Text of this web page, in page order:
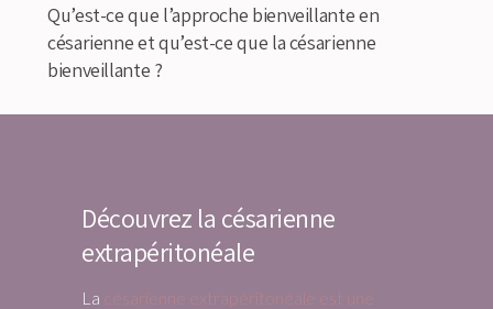
Qu’est-ce que l’approche bienveillante en
césarienne et qu’est-ce que la césarienne
bienveillante ?
Découvrez la césarienne
extrapéritonéale
La césarienne extrapéritonéale est une